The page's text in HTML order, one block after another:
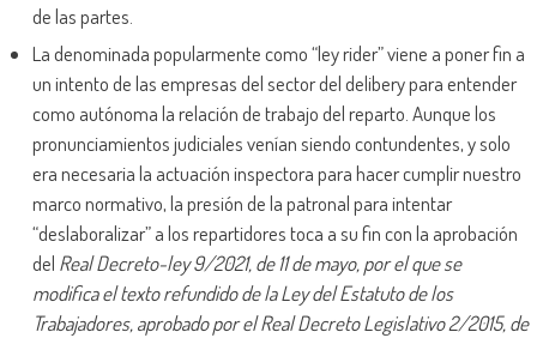
de las partes.
La denominada popularmente como “ley rider” viene a poner fin a
un intento de las empresas del sector del delibery para entender
como autónoma la relación de trabajo del reparto. Aunque los
pronunciamientos judiciales venían siendo contundentes, y solo
era necesaria la actuación inspectora para hacer cumplir nuestro
marco normativo, la presión de la patronal para intentar
“deslaboralizar” a los repartidores toca a su fin con la aprobación
del Real Decreto-ley 9/2021, de 11 de mayo, por el que se
modifica el texto refundido de la Ley del Estatuto de los
Trabajadores, aprobado por el Real Decreto Legislativo 2/2015, de